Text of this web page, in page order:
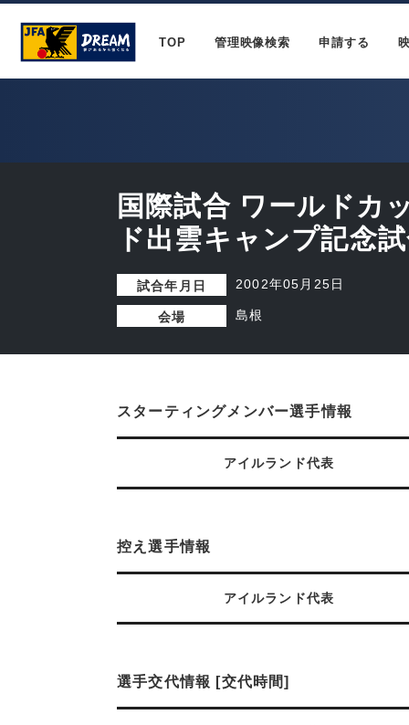
TOP 管理映像検索 申請する
国際試合 ワールドカ
ド出雲キャンプ記念
試合年月日 2002年05月25日
会場 島根
スターティングメンバー選手情報
アイルランド代表
控え選手情報
アイルランド代表
選手交代情報 [交代時間]